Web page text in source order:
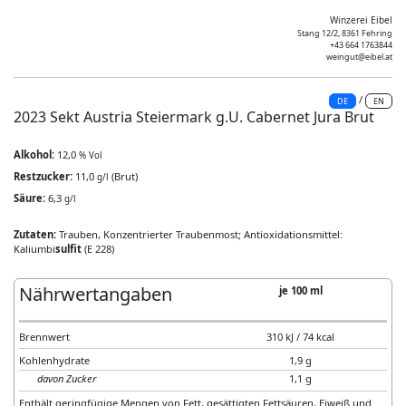
Winzerei Eibel
Stang 12/2, 8361 Fehring
+43 664 1763844
weingut@eibel.at
DE / EN
2023 Sekt Austria Steiermark g.U. Cabernet Jura Brut
Alkohol: 12,0 % Vol
Restzucker: 11,0 g/l (Brut)
Säure: 6,3 g/l
Zutaten: Trauben, Konzentrierter Traubenmost; Antioxidationsmittel:
Kaliumbisulfit (E 228)
Nährwertangaben je 100 ml
Brennwert
310 kJ / 74 kcal
Kohlenhydrate
1,9 g
davon Zucker
1,1 g
Enthält geringfügige Mengen von Fett, gesättigten Fettsäuren, Eiweiß und